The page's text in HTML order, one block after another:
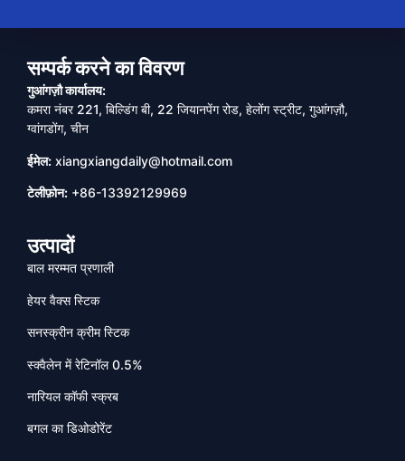
सम्पर्क करने का विवरण
गुआंगज़ौ कार्यालय:
कमरा नंबर 221, बिल्डिंग बी, 22 जियानपेंग रोड, हेलोंग स्ट्रीट, गुआंगज़ौ,
ग्वांगडोंग, चीन
ईमेल: xiangxiangdaily@hotmail.com
टेलीफ़ोन: +86-13392129969
उत्पादों
बाल मरम्मत प्रणाली
हेयर वैक्स स्टिक
सनस्क्रीन क्रीम स्टिक
स्क्वैलेन में रेटिनॉल 0.5%
नारियल कॉफी स्क्रब
बगल का डिओडोरेंट